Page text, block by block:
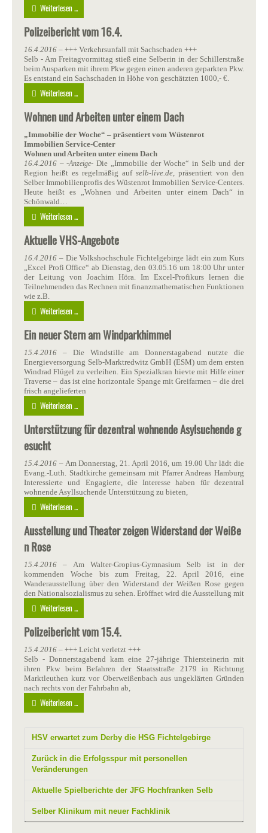
Weiterlesen ...
Polizeibericht vom 16.4.
16.4.2016 – +++ Verkehrsunfall mit Sachschaden +++
Selb - Am Freitagvormittag stieß eine Selberin in der Schillerstraße
beim Ausparken mit ihrem Pkw gegen einen anderen geparkten Pkw.
Es entstand ein Sachschaden in Höhe von geschätzten 1000,- €.
Weiterlesen ...
Wohnen und Arbeiten unter einem Dach
„Immobilie der Woche“ – präsentiert vom Wüstenrot
Immobilien Service-Center
Wohnen und Arbeiten unter einem Dach
16.4.2016 – -Anzeige- Die „Immobilie der Woche“ in Selb und der
Region heißt es regelmäßig auf selb-live.de , präsentiert von den
Selber Immobilienprofis des Wüstenrot Immobilien Service-Centers.
Heute heißt es „Wohnen und Arbeiten unter einem Dach“ in
Schönwald…
Weiterlesen ...
Aktuelle VHS-Angebote
16.4.2016 – Die Volkshochschule Fichtelgebirge lädt ein zum Kurs
„Excel Profi Office“ ab Dienstag, den 03.05.16 um 18:00 Uhr unter
der Leitung von Joachim Höra. Im Excel-Profikurs lernen die
Teilnehmenden das Rechnen mit finanzmathematischen Funktionen
wie z.B.
Weiterlesen ...
Ein neuer Stern am Windparkhimmel
15.4.2016 – Die Windstille am Donnerstagabend nutzte die
Energieversorgung Selb-Marktredwitz GmbH (ESM) um dem ersten
Windrad Flügel zu verleihen. Ein Spezialkran hievte mit Hilfe einer
Traverse – das ist eine horizontale Spange mit Greifarmen – die drei
frisch angelieferten
Weiterlesen ...
Unterstützung für dezentral wohnende Asylsuchende g
esucht
15.4.2016 – Am Donnerstag, 21. April 2016, um 19.00 Uhr lädt die
Evang.-Luth. Stadtkirche gemeinsam mit Pfarrer Andreas Hamburg
Interessierte und Engagierte, die Interesse haben für dezentral
wohnende Asyllsuchende Unterstützung zu bieten,
Weiterlesen ...
Ausstellung und Theater zeigen Widerstand der Weiße
n Rose
15.4.2016 – Am Walter-Gropius-Gymnasium Selb ist in der
kommenden Woche bis zum Freitag, 22. April 2016, eine
Wanderausstellung über den Widerstand der Weißen Rose gegen
den Nationalsozialismus zu sehen. Eröffnet wird die Ausstellung mit
Weiterlesen ...
Polizeibericht vom 15.4.
15.4.2016 – +++ Leicht verletzt +++
Selb - Donnerstagabend kam eine 27-jährige Thiersteinerin mit
ihren Pkw beim Befahren der Staatsstraße 2179 in Richtung
Marktleuthen kurz vor Oberweißenbach aus ungeklärten Gründen
nach rechts von der Fahrbahn ab,
Weiterlesen ...
HSV erwartet zum Derby die HSG Fichtelgebirge
Zurück in die Erfolgsspur mit personellen
Veränderungen
Aktuelle Spielberichte der JFG Hochfranken Selb
Selber Klinikum mit neuer Fachklinik